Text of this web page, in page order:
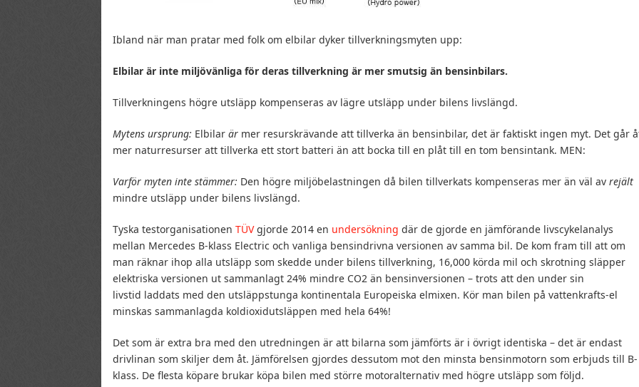
Ibland när man pratar med folk om elbilar dyker tillverkningsmyten upp:
Elbilar är inte miljövänliga för deras tillverkning är mer smutsig än bensinbilars.
Tillverkningens högre utsläpp kompenseras av lägre utsläpp under bilens livslängd.
Mytens ursprung: Elbilar är mer resurskrävande att tillverka än bensinbilar, det är faktiskt ingen myt. Det går
mer naturresurser att tillverka ett stort batteri än att bocka till en plåt till en tom bensintank. MEN:
Varför myten inte stämmer: Den högre miljöbelastningen då bilen tillverkats kompenseras mer än väl av rejält
mindre utsläpp under bilens livslängd.
Tyska testorganisationen TÜVgjorde 2014 en undersökning där de gjorde en jämförande livscykelanalys
mellan Mercedes B-klass Electric och vanliga bensindrivna versionen av samma bil. De kom fram till att om
man räknar ihop alla utsläpp som skedde under bilens tillverkning, 16,000 körda mil och skrotning släpper
elektriska versionen ut sammanlagt 24% mindre CO2 än bensinversionen – trots att den under sin
livstid laddats med den utsläppstunga kontinentala Europeiska elmixen. Kör man bilen på vattenkrafts-el
minskas sammanlagda koldioxidutsläppen med hela 64%!
Det som är extra bra med den utredningen är att bilarna som jämförts är i övrigt identiska – det är endast
drivlinan som skiljer dem åt. Jämförelsen gjordes dessutom mot den minsta bensinmotorn som erbjuds till B-
klass. De flesta köpare brukar köpa bilen med större motoralternativ med högre utsläpp som följd.